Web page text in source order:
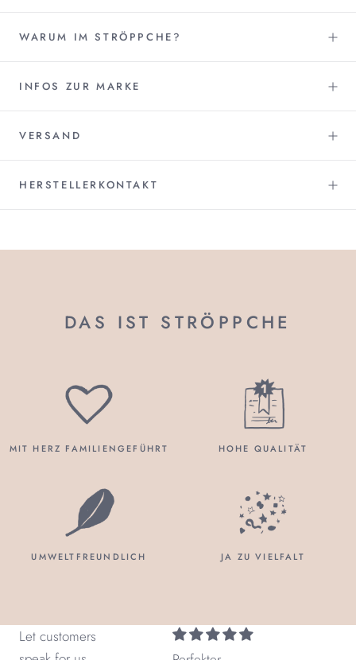
WARUM IM STRÖPPCHE?
INFOS ZUR MARKE
VERSAND
HERSTELLERKONTAKT
DAS IST STRÖPPCHE
MIT HERZ FAMILIENGEFÜHRT HOHE QUALITÄT
UMWELTFREUNDLICH JA ZU VIELFALT
Let customers